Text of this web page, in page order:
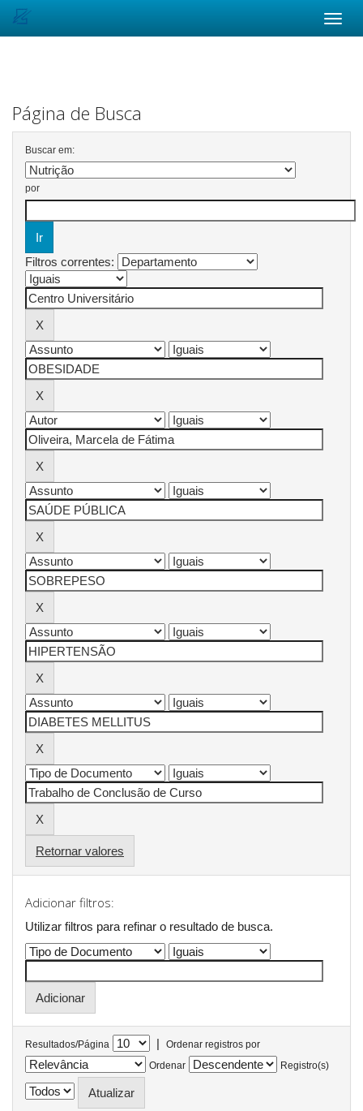
Página de Busca
Buscar em:
por
Filtros correntes:
Retornar valores
Adicionar filtros:
Utilizar filtros para refinar o resultado de busca.
Resultados/Página |
Ordenar registros por
Ordenar
Registro(s)